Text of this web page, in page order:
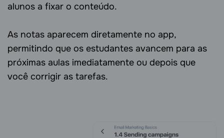
alunos a fixar o conteúdo.
As notas aparecem diretamente no app,
permitindo que os estudantes avancem para as
próximas aulas imediatamente ou depois que
você corrigir as tarefas.